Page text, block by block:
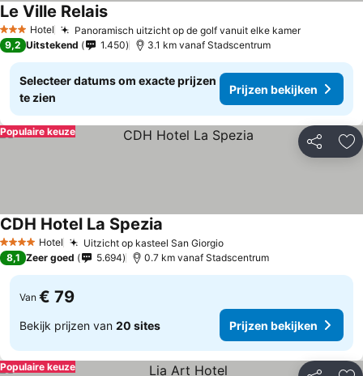
3 SterrenHotel Panoramisch uitzicht op de golf vanuit elke kamer
Le Ville Relais
9,2 Uitstekend 1.450 3.1 km vanaf Stadscentrum
Selecteer datums om exacte prijzen
te zien
Prijzen bekijken
Delen
Populaire keuze
4 SterrenHotel Uitzicht op kasteel San Giorgio
CDH Hotel La Spezia
8,1 Zeer goed 5.694 0.7 km vanaf Stadscentrum
Van € 79
Bekijk prijzen van 20 sites Prijzen bekijken
Populaire keuze